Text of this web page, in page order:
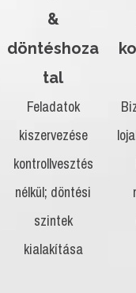
&
döntéshoza
tal
Feladatok
kiszervezése
kontrollvesztés
nélkül; döntési
szintek
kialakítása